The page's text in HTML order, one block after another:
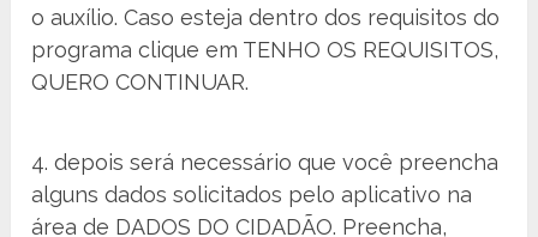
o auxílio. Caso esteja dentro dos requisitos do
programa clique em TENHO OS REQUISITOS,
QUERO CONTINUAR.
4. depois será necessário que você preencha
alguns dados solicitados pelo aplicativo na
área de DADOS DO CIDADÃO. Preencha,